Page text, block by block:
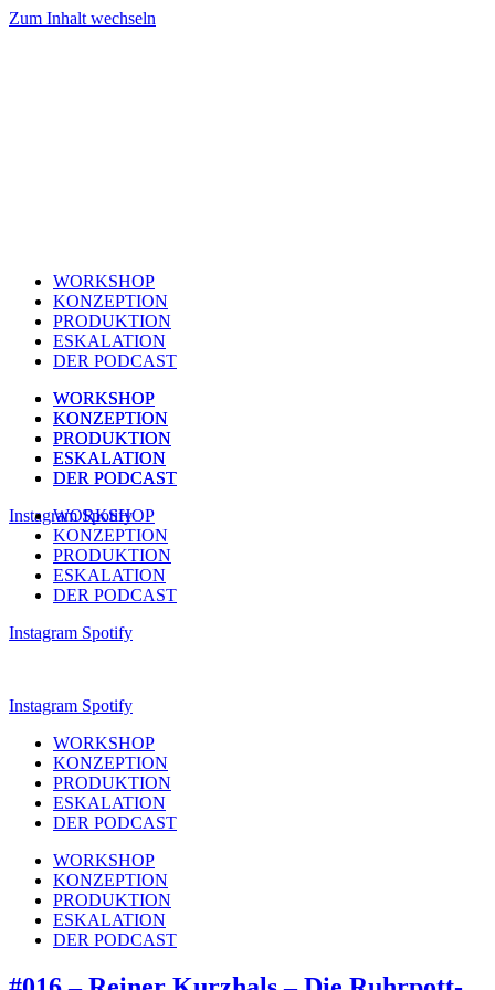
Zum Inhalt wechseln
WORKSHOP
KONZEPTION
PRODUKTION
ESKALATION
DER PODCAST
WORKSHOP
KONZEPTION
PRODUKTION
ESKALATION
DER PODCAST
Instagram Spotify
WORKSHOP
KONZEPTION
PRODUKTION
ESKALATION
DER PODCAST
WORKSHOP
KONZEPTION
PRODUKTION
ESKALATION
DER PODCAST
Instagram Spotify
Instagram Spotify
WORKSHOP
KONZEPTION
PRODUKTION
ESKALATION
DER PODCAST
WORKSHOP
KONZEPTION
PRODUKTION
ESKALATION
DER PODCAST